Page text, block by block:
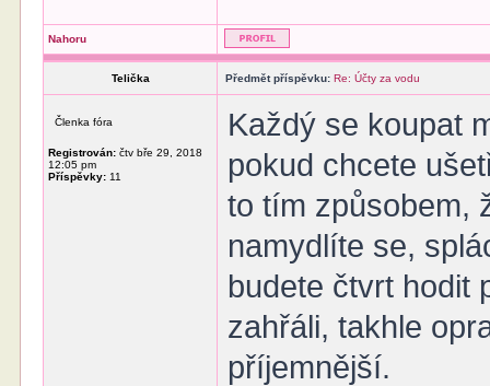
Nahoru
Telička Předmět příspěvku: Re: Účty za vodu
Členka fóra
Registrován: čtv bře 29, 2018
12:05 pm
Příspěvky: 11
Každý se koupat
pokud chcete
to tím způsobem,
namydlíte se,
budete čtvrt hodit
zahřáli, takhle
příjemnější.